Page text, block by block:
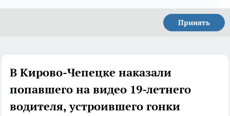
Принять
В Кирово-Чепецке наказали
попавшего на видео 19-летнего
водителя, устроившего гонки